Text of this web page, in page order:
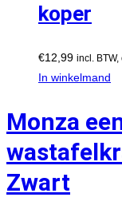
koper
€12,99 incl.
In winkelmand
Monza
Zwart